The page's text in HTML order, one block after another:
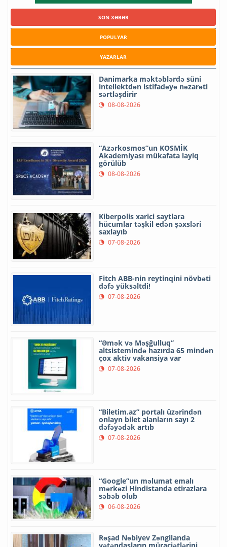
SON XƏBƏR
POPULYAR
YAZARLAR
Danimarka məktəblərdə süni
intellektdən istifadəyə nəzarəti
sərtləşdirir
08-08-2026
“Azərkosmos”un KOSMİK
Akademiyası mükafata layiq
görülüb
08-08-2026
Kiberpolis xarici saytlara
hücumlar təşkil edən şəxsləri
saxlayıb
07-08-2026
Fitch ABB-nin reytinqini növbəti
dəfə yüksəltdi!
07-08-2026
“Əmək və Məşğulluq”
altsistemində hazırda 65 mindən
çox aktiv vakansiya var
07-08-2026
“Biletim.az” portalı üzərindən
onlayn bilet alanların sayı 2
dəfəyədək artıb
07-08-2026
“Google”un məlumat emalı
mərkəzi Hindistanda etirazlara
səbəb olub
06-08-2026
Rəşad Nəbiyev Zəngilanda